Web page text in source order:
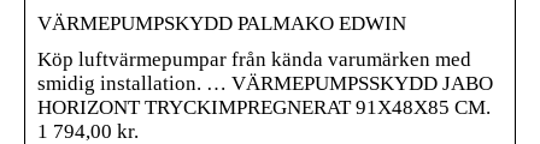
VÄRMEPUMPSKYDD PALMAKO EDWIN
Köp luftvärmepumpar från kända varumärken med
smidig installation. … VÄRMEPUMPSSKYDD JABO
HORIZONT TRYCKIMPREGNERAT 91X48X85 CM.
1 794,00 kr.